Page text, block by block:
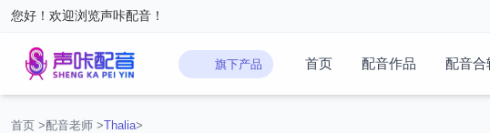
您好！欢迎浏览声咔配音！
旗下产品 首页 配音作品 配音合
首页 >配音老师 >‌Thalia>